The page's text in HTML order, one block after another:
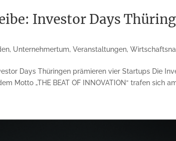
Investor Days
, Unternehmertum,Veranstaltungen,
Days Thüringen prämieren vier Startups Die
Motto „THE BEAT OF INNOVATION“ trafen sich